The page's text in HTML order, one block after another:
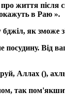
життя
в Раю ».
як зможе
Від
Аллах (),
так